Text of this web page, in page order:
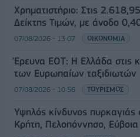
Χρηματιστήριο: Στις
Δείκτης Τιμών, με άνοδο
07/08/2026 - 13:07 ΟΙΚΟΝΟΜΙΑ
Έρευνα ΕΟΤ: Η Ελλάδα στις
των Ευρωπαίων ταξιδιωτών
07/08/2026 - 10:56 ΤΟΥΡΙΣΜΟΣ
Υψηλός κίνδυνος πυρκαγιάς
Κρήτη, Πελοπόννησο, Εύβοια